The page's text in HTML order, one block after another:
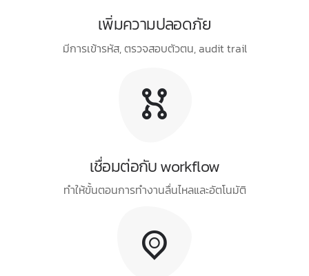
เพิ่มความปลอดภัย
มีการเข้ารหัส, ตรวจสอบตัวตน, audit trail
เชื่อมต่อกับ workflow
ทำให้ขั้นตอนการทำงานลื่นไหลและอัตโนมัติ